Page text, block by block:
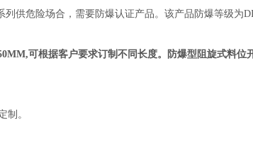
供危险场合，需要防爆认证产品。该产品防爆等级为
可根据客户要求订制不同长度。
防爆型阻旋式料位
制。